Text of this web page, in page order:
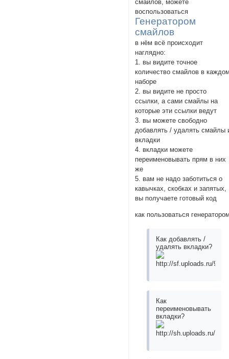
смайлов, можете
воспользоваться
Генератором
смайлов
в нём всё происходит
наглядно:
1. вы видите точное
количество смайлов в
наборе
2. вы видите не просто
ссылки, а сами смайлы на
которые эти ссылки ведут
3. вы можете свободно
добавлять / удалять смайлы
вкладки
4. вкладки можете
переименовывать прям в них
же
5. вам не надо заботиться о
кавычках, скобках и запятых,
вы получаете готовый код
как пользоваться
Как добавлять /
удалять вкладки?
Как
переименовывать
вкладки?